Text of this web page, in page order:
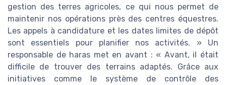
gestion des terres agricoles, ce qui nous permet de
maintenir nos opérations près des centres équestres.
Les appels à candidature et les dates limites de dépôt
sont essentiels pour planifier nos activités. » Un
responsable de haras met en avant : « Avant, il était
difficile de trouver des terrains adaptés. Grâce aux
initiatives comme le système de contrôle des